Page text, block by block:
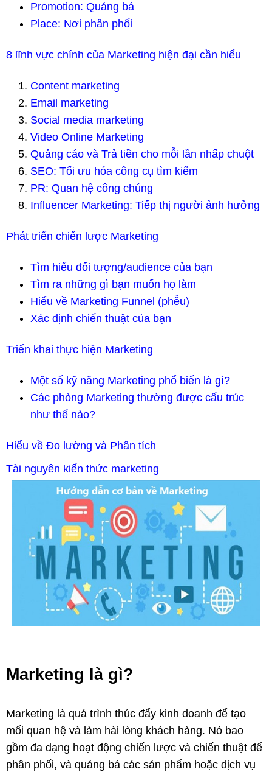
Promotion: Quảng bá
Place: Nơi phân phối
8 lĩnh vực chính của Marketing hiện đại cần hiểu
Content marketing
Email marketing
Social media marketing
Video Online Marketing
Quảng cáo và Trả tiền cho mỗi lần nhấp chuột
SEO: Tối ưu hóa công cụ tìm kiếm
PR: Quan hệ công chúng
Influencer Marketing: Tiếp thị người ảnh hưởng
Phát triển chiến lược Marketing
Tìm hiểu đối tượng/audience của bạn
Tìm ra những gì bạn muốn họ làm
Hiểu về Marketing Funnel (phễu)
Xác định chiến thuật của bạn
Triển khai thực hiện Marketing
Một số kỹ năng Marketing phổ biến là gì?
Các phòng Marketing thường được cấu trúc
như thế nào?
Hiểu về Đo lường và Phân tích
Tài nguyên kiến thức marketing
Marketing là gì?
Marketing là quá trình thúc đẩy kinh doanh để tạo
mối quan hệ và làm hài lòng khách hàng. Nó bao
gồm đa dạng hoạt động chiến lược và chiến thuật để
phân phối, và quảng bá các sản phẩm hoặc dịch vụ